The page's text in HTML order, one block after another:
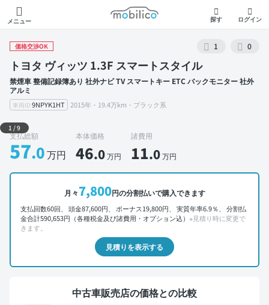
メニュー
モビリコ
探す ログイン
価格交渉OK 1 0
トヨタ ヴィッツ 1.3F スマートスタイル
禁煙車 整備記録簿あり 社外ナビ TV スマートキー ETC バックモニター 社外
アルミ
車両ID 9NPYK1HT 2015年・19.4万km・ブラック系
外装 左前
1 /9
支払総額
57.0万円
本体価格
46.0万円
諸費用
11.0万円
月々7,800円の分割払いで購入できます
支払回数60回、 頭金87,600円、 ボーナス19,800円、 実質年率6.9％、 分割払
金合計590,653円（各種税金及び諸費用・オプション込） ※見積り時に変更で
きます。
見積りを表示する
中古車販売店の価格との比較